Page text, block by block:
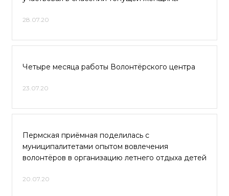
28.07.20
Четыре месяца работы Волонтёрского центра
23.07.20
Пермская приёмная поделилась с
муниципалитетами опытом вовлечения
волонтёров в организацию летнего отдыха детей
20.07.20